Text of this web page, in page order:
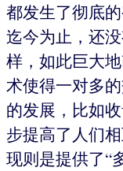
都发生了彻底
迄今为止，还
样，如此巨大
术使得一对多
的发展，比如
步提高了人们
现则是提供了“